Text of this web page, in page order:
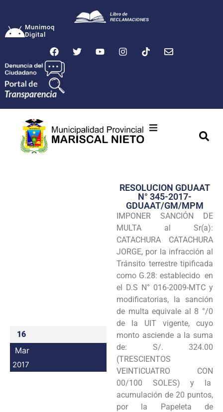
Munimoq
Digital
Transparencia
Seguridad
Programas
Intranet
16
Mar
2017
RESOLUCION GDUAAT
N° 345-2017-
GDUAAT/GM/MPM
IMPONER SANCIÓN DE
MULTA al Sr(a):
CATACHURA CATACHURA
JORGE, por la infracción al
Tránsito terrestre tipificada
como G.28: establecido en
el D.S N° 016-2009-MTC y
modificatorias, la sanción
de multa equivale al 8 °/0
de la UIT vigente, cuyo
monto asciende a la suma
de: S/. 324.00
(TRESCIENTOS
VEINTICUATRO CON
00/100 SOLES) y la
acumulación de 20 puntos,
por la Papeleta de